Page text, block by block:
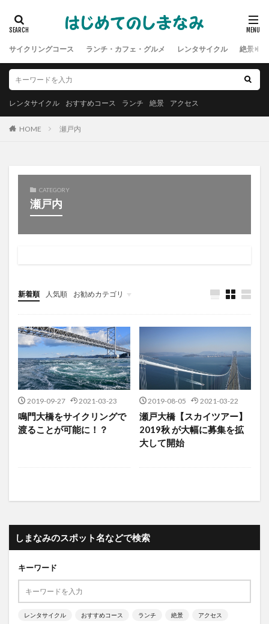
サイクリングコース ランチ・カフェ・グルメ レンタサイクル 絶景
レンタサイクル おすすめコース ランチ 絶景 アクセス
HOME 瀬戸内
CATEGORY
瀬戸内
新着順 人気順 お勧めカテゴリ
未分類
2019-09-27 2021-03-23
鳴門大橋をサイクリングで
渡ることが可能に！？
2019-08-05 2021-03-22
瀬戸大橋【スカイツアー】
2019秋 が大幅に募集を拡
大して開始
しまなみのスポット名などで検索
キーワード
レンタサイクル おすすめコース ランチ 絶景 アクセス